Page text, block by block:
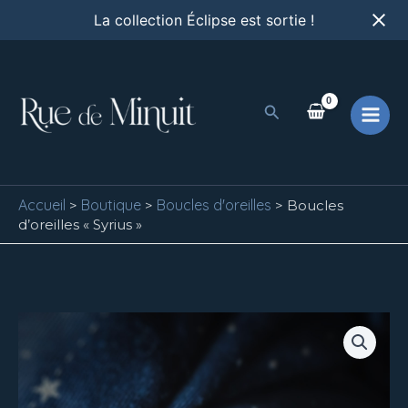
La collection Éclipse est sortie !
Rechercher
Accueil > Boutique > Boucles d'oreilles > Boucles
d’oreilles « Syrius »
d'oreilles